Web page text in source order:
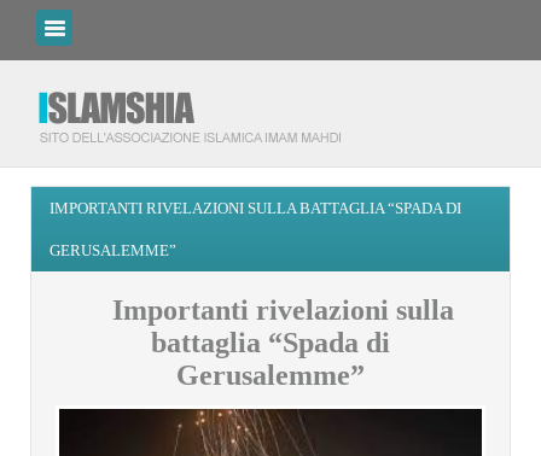
IMPORTANTI RIVELAZIONI SULLA BATTAGLIA “SPADA DI
GERUSALEMME”
Importanti rivelazioni sulla
battaglia “Spada di
Gerusalemme”